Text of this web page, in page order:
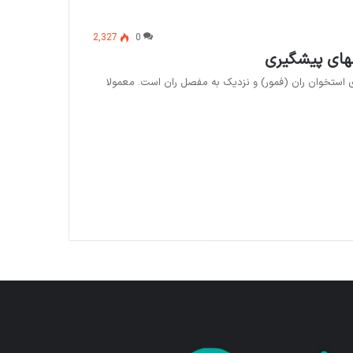
0
2,327
پیشگیری
ران (فمور) و نزدیک به مفصل ران است. معمولا